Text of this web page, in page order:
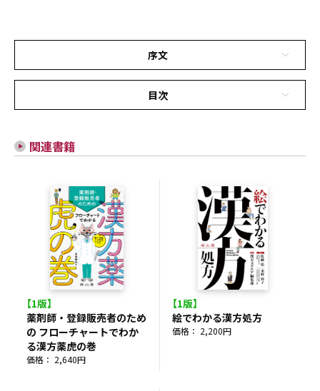
序文
目次
関連書籍
【1版】
薬剤師・登録販売者のため
の フローチャートでわか
る漢方薬虎の巻
価格： 2,640円
【1版】
絵でわかる漢方処方
価格： 2,200円